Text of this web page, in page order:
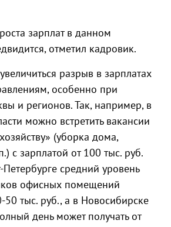
зарплат в данном
отметил кадровик.
разрыв в зарплатах
особенно при
и регионов. Так, например, в
можно встретить вакансии
(уборка дома,
с зарплатой от 100 тыс. руб.
Петербурге средний уровень
офисных помещений
50 тыс. руб., а в Новосибирске
день может получать от